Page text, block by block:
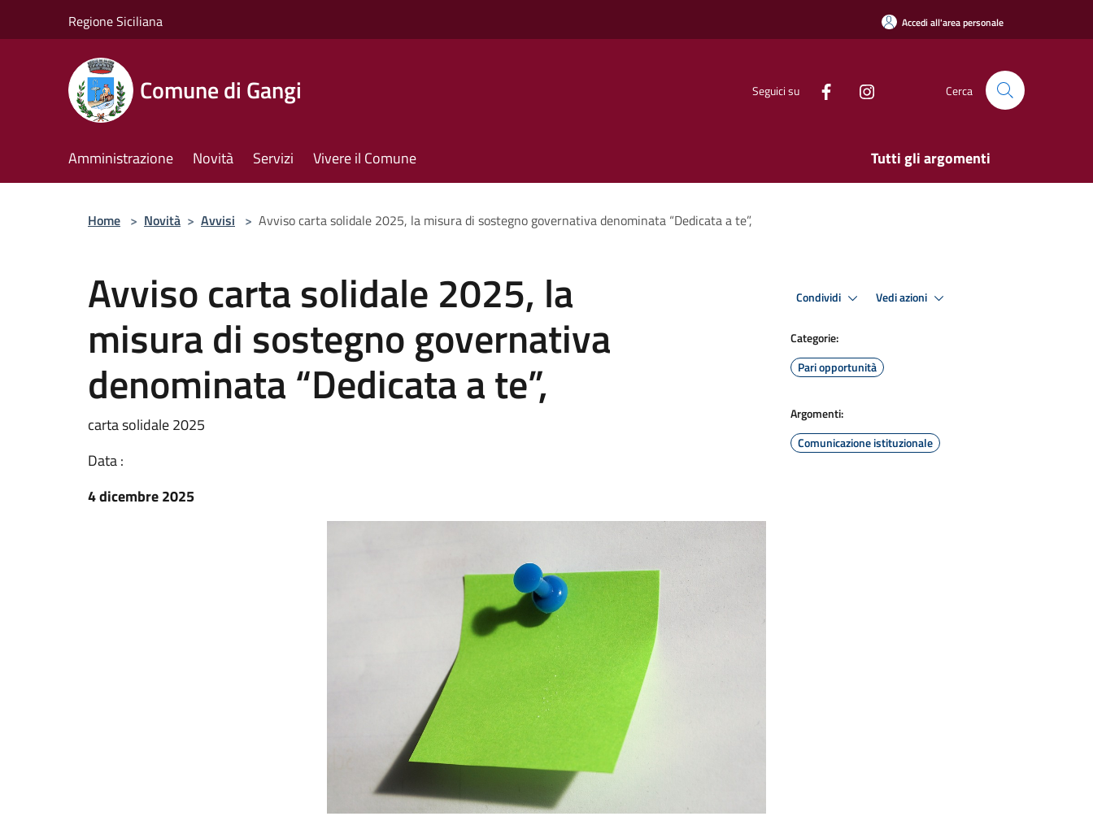
Regione Siciliana Accedi all'area personale
Comune di Gangi Seguici su Cerca
Amministrazione Novità Servizi Vivere il Comune Tutti gli argomenti
Home > Novità > Avvisi > Avviso carta solidale 2025, la misura di sostegno governativa denominata “Dedicata a te”,
Avviso carta solidale 2025, la
misura di sostegno governativa
denominata “Dedicata a te”,
carta solidale 2025
Data :
4 dicembre 2025
Condividi Vedi azioni
Categorie:
Pari opportunità
Argomenti:
Comunicazione istituzionale